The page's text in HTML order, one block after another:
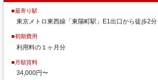
■最寄り駅
東京メトロ東西線「東陽町駅」E1出口から徒歩2分
■初期費用
利用料の１ヶ月分
■月額賃料
34,000円〜